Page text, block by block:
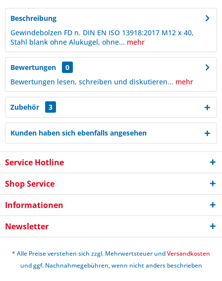
Beschreibung
Gewindebolzen FD n. DIN EN ISO 13918:2017 M12 x 40,
Stahl blank ohne Alukugel, ohne... mehr
Bewertungen
0
Bewertungen lesen, schreiben und diskutieren... mehr
Zubehör 3
Kunden haben sich ebenfalls angesehen
Service Hotline
Shop Service
Informationen
Newsletter
* Alle Preise verstehen sich zzgl. Mehrwertsteuer undVersandkosten
und ggf. Nachnahmegebühren, wenn nicht anders beschrieben